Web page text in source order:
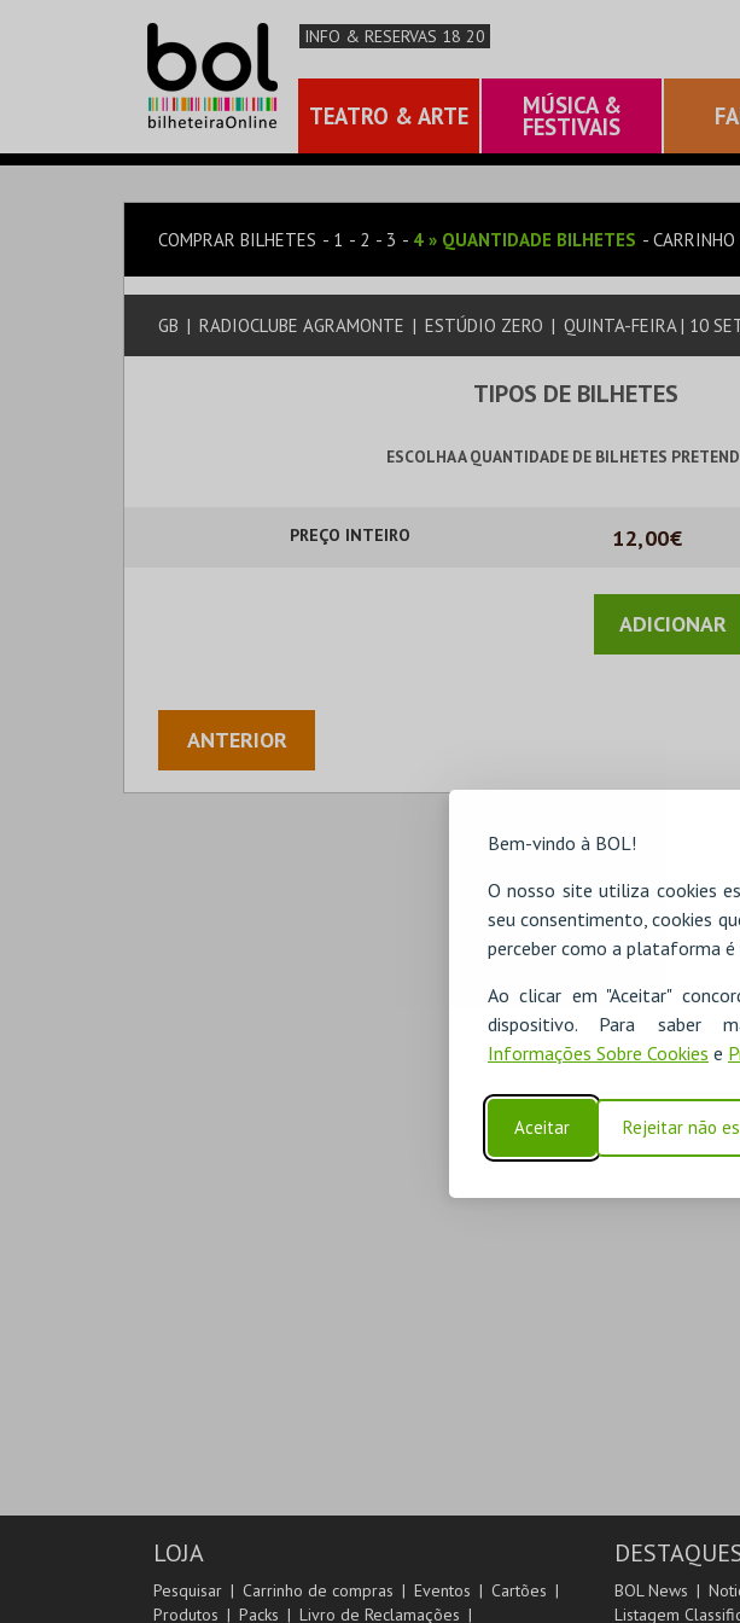
Bem-vindo à BOL!
O nosso site utiliza cookies
seu consentimento, cookies
perceber como a plataforma
Ao clicar em "Aceitar"
dispositivo. Para saber
Informações Sobre Cookies e
Aceitar Rejeitar não
INFO & RESERVAS 18 20
TEATRO & ARTE MÚSICA &
FESTIVAIS
COMPRAR BILHETES 1 2 3 4 » QUANTIDADE BILHETES CARRINHO
GB | RADIOCLUBE AGRAMONTE | ESTÚDIO ZERO | QUINTA-FEIRA | 10
TIPOS DE BILHETES
ESCOLHA A QUANTIDADE DE BILHETES
PREÇO INTEIRO 12,00€
ANTERIOR
LOJA
Pesquisar Carrinho de compras Eventos
Cartões
Produtos
Packs Livro de Reclamações
BOL News
Listagem